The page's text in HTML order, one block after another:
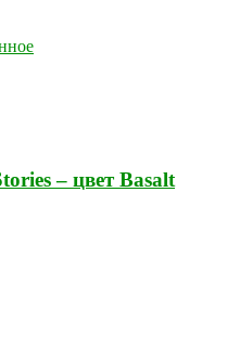
– цвет Basalt